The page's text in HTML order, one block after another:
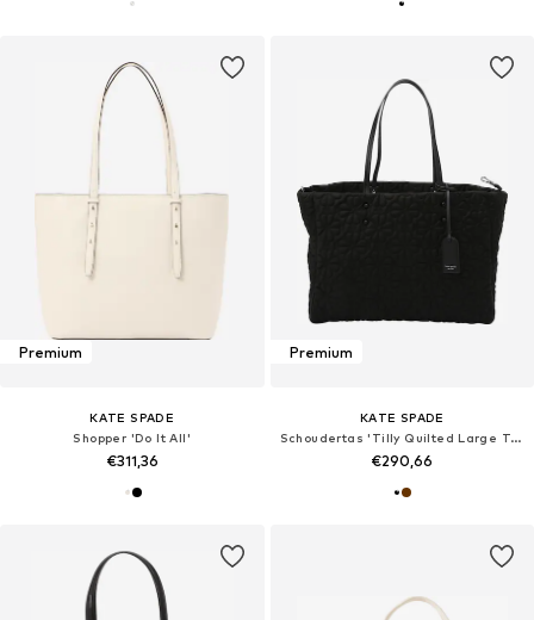
Premium
KATE SPADE
Shopper 'Do It All'
€311,36
Premium
KATE SPADE
Schoudertas 'Tilly Quilted Large Tote Bag'
€290,66